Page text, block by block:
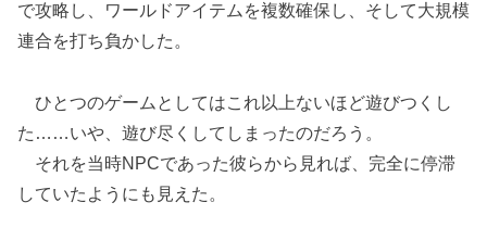
で攻略し、ワールドアイテムを複数確保し、そして大規模
連合を打ち負かした。
ひとつのゲームとしてはこれ以上ないほど遊びつくし
た……いや、遊び尽くしてしまったのだろう。
それを当時NPCであった彼らから見れば、完全に停滞
していたようにも見えた。